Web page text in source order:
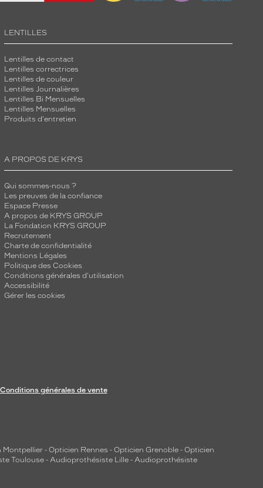
LENTILLES
Lentilles de contact
Lentilles correctrices
Lentilles de couleur
Lentilles Journalières
Lentilles Bi Mensuelles
Lentilles Mensuelles
Produits d'entretien
A PROPOS DE KRYS
Qui sommes-nous ?
Les preuves de la confiance
Espace Presse
A propos de KRYS GROUP
La Fondation KRYS GROUP
Recrutement
Charte de confidentialité
Mentions Légales
Politique des Cookies
Conditions générales d'utilisation
Accessibilité
Gérer les cookies
Conditions générales de vente
Montpellier - Opticien Rennes - Opticien Grenoble - Opticien
Toulouse - Audioprothésiste Lille - Audioprothésiste